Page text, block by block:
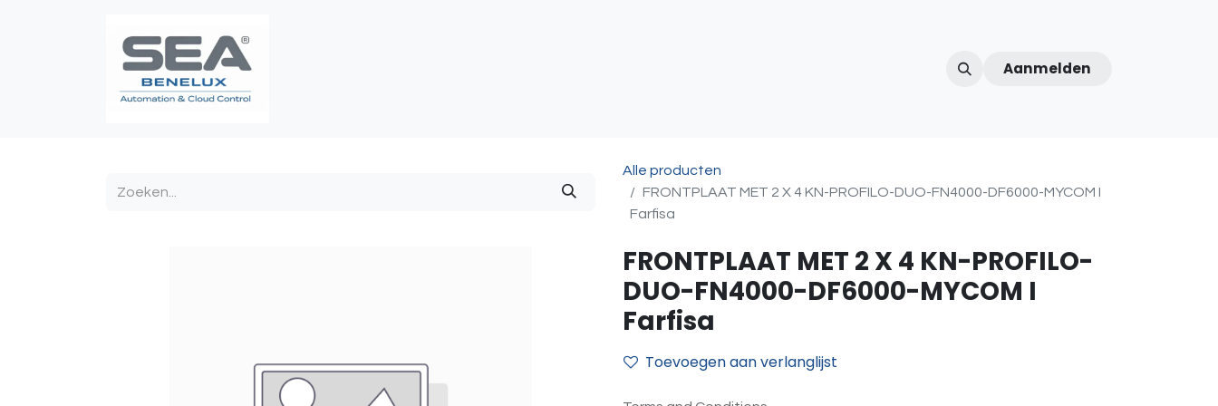
Over ons Afspraak
Aanmelden
Alle producten
FRONTPLAAT MET 2 X 4 KN-PROFILO-DUO-FN4000-DF6000-MYCOM I
Farfisa
FRONTPLAAT MET 2 X 4 KN-PROFILO-
DUO-FN4000-DF6000-MYCOM I
Farfisa
Toevoegen aan verlanglijst